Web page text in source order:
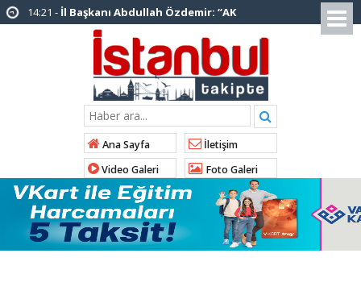
14:20 - Şadi Yazıcı, “Silivri’den alınan talimatla
hakkımda karalama kampanyası yürütülüyor”
AK Parti’ye katılan ilçe belediye
başkanlarından İl Başkanı Özdemir’e ziyaret
Tuzla Belediye Başkanı Eren Ali
Bingöl’den İBB’ye tepki
İstanbul Emniyet Müdürlüğünden
“Gök Kubbe’de, Mavi Vatan’da, Şanlı Topraklarda:
İstanbul Emniyeti Her Yerde” paylaşımı
19:26 -Çekmeköy Belediye Başkanı Orhan
Çerkez AK Parti’ye katıldı
Ana Sayfa
İletişim
Video Galeri
Foto Galeri